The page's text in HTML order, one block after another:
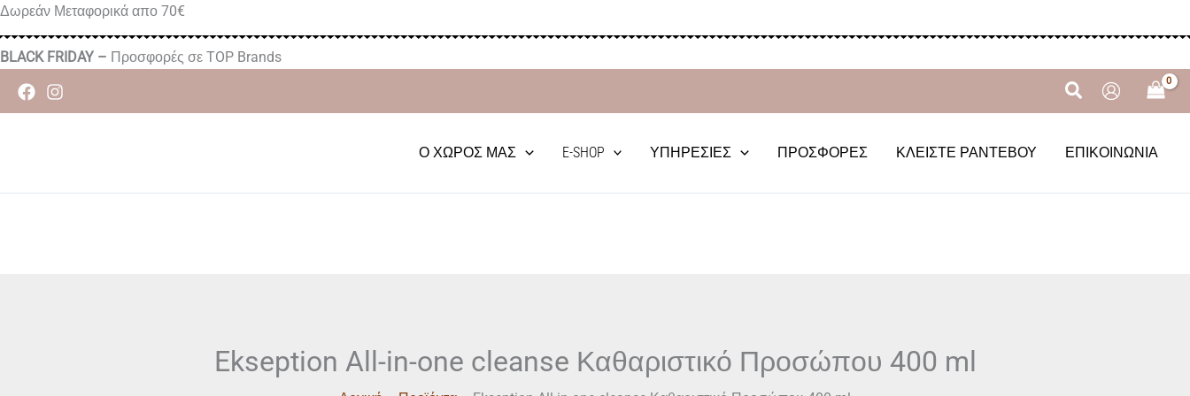
Μετάβαση
στο
περιεχόμενο
Δωρεάν Μεταφορικά απο 70€
BLACK FRIDAY – Προσφορές σε TOP Brands
Αναζήτηση
Ο ΧΏΡΟΣ ΜΑΣ E-SHOP ΥΠΗΡΕΣΊΕΣ ΠΡΟΣΦΟΡΈΣ ΚΛΕΊΣΤΕ ΡΑΝΤΕΒΟΎ ΕΠΙΚΟΙΝΩΝΊΑ
Ekseption All-in-one cleanse Καθαριστικό Προσώπου 400 ml